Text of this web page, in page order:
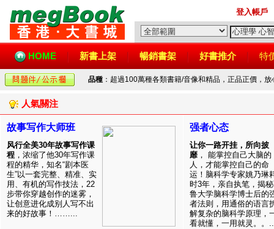
登入帳戶
HOME 新書上架 暢銷書架 好書推介 特
品種 ：超過100萬種各類書籍/音像和精品，正品正價，
人氣關注
故事写作大师班
风行全美30年故事写作课
程 ，浓缩了他30年写作课
程的精华，知名“剧本医
生”以一套完整、精准、实
用、有机的写作技法，22
步带你穿越创作的迷雾，
让创意进化成别人写不出
来的好故事！……...
强者心态
让你一路开挂，所向披
靡 ， 能掌控自己大脑的
人，才能掌控自己的命
运！脑科学专家姚乃琳
时3年，亲自执笔，揭
鲁大学脑科学博士后的
者法则，用通俗的语言
解复杂的脑科学原理，
看就懂，一用就灵。。